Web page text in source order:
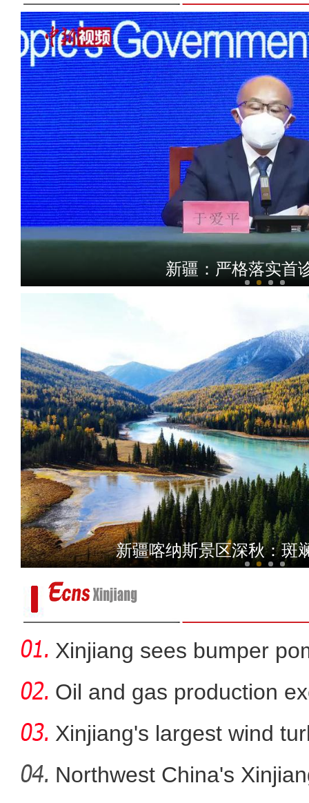
新疆：严格落实首
新疆麦盖提县：刀郎
新疆喀纳斯景区深秋：斑
Xinjiang sees bumper
Oil and gas production
metr
Xinjiang's largest wind
Northwest China's